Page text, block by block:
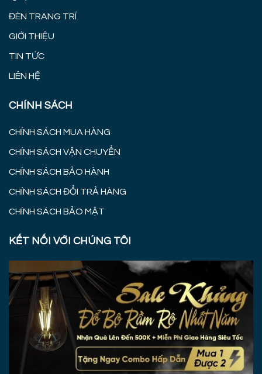
ĐÈN TRANG TRÍ
GIỚI THIỆU
TIN TỨC
LIÊN HỆ
CHÍNH SÁCH
CHÍNH SÁCH MUA HÀNG
CHÍNH SÁCH VẬN CHUYỂN
CHÍNH SÁCH BẢO HÀNH
CHÍNH SÁCH ĐỔI TRẢ HÀNG
CHÍNH SÁCH BẢO MẬT
KẾT NỐI VỚI CHÚNG TÔI